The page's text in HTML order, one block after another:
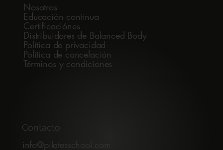
Nosotros
Educación continua
Certificaciónes
Distribuidores de Balanced Body
Política de privacidad
Política de cancelación
Términos y condiciones
Contacto
info@pilatesschool.com